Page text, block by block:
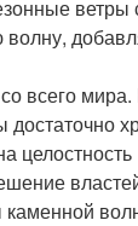
ветры
волну,
всего
целостность
каменной